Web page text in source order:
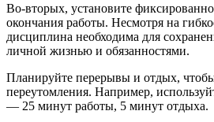
Во-вторых, установите
окончания работы. Несмотря на
дисциплина необходима для
личной жизнью и обязанностями.
Планируйте перерывы и отдых,
переутомления. Например,
— 25 минут работы, 5 минут отдыха.